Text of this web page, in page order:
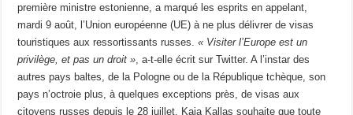
première ministre estonienne, a marqué les esprits en appelant,
mardi 9 août, l’Union européenne (UE) à ne plus délivrer de visas
touristiques aux ressortissants russes.« Visiter l’Europe est un
privilège, et pas un droit », a-­t­-elle écrit sur Twitter. A l’instar des
autres pays baltes, de la Pologne ou de la République tchèque, son
pays n’octroie plus, à quelques exceptions près, de visas aux
citoyens russes depuis le 28 juillet. Kaja Kallas souhaite que toute